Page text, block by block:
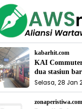
kabarhit.com
KAI
dua stasiun
Selasa, 28 Jan
zonaperistiwa.com